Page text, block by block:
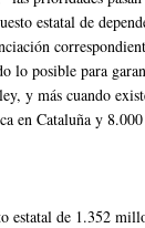
estatal de
lo posible para
y más cuando
en Cataluña y
estatal de 1.352